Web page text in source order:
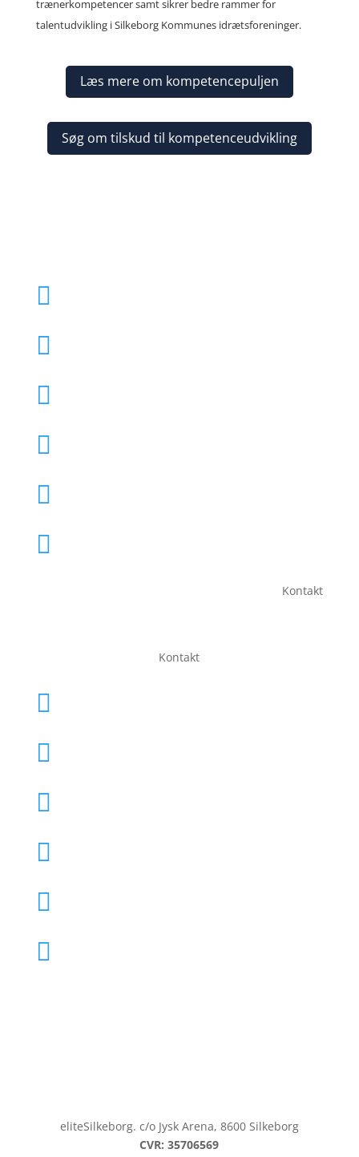
trænerkompetencer samt sikrer bedre rammer for
talentudvikling i Silkeborg Kommunes idrætsforeninger.
Læs mere om kompetencepuljen
Søg om tilskud til kompetenceudvikling






Kontakt
Kontakt






eliteSilkeborg. c/o Jysk Arena, 8600 Silkeborg
CVR: 35706569